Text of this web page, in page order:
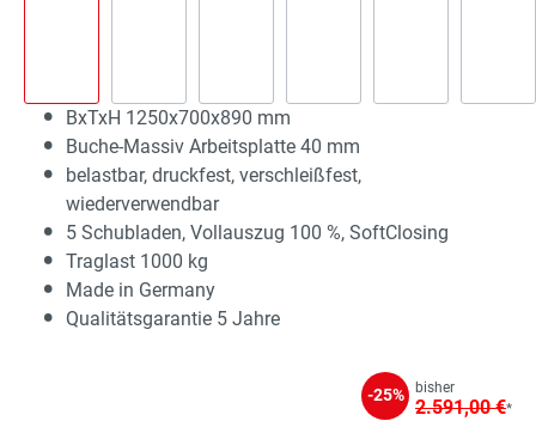
BxTxH 1250x700x890 mm
Buche-Massiv Arbeitsplatte 40 mm
belastbar, druckfest, verschleißfest,
wiederverwendbar
5 Schubladen, Vollauszug 100 %, SoftClosing
Traglast 1000 kg
Made in Germany
Qualitätsgarantie 5 Jahre
-25% bisher
2.591,00 €*